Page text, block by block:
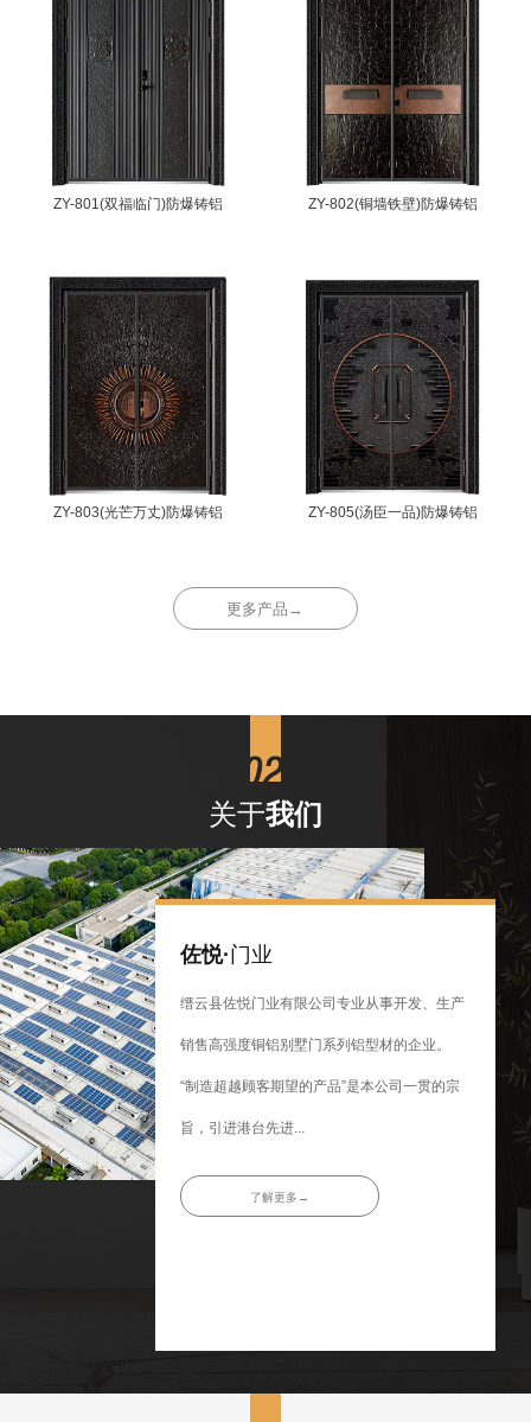
ZY-801(双福临门)防爆铸铝 ZY-802(铜墙铁壁)防爆铸铝
ZY-803(光芒万丈)防爆铸铝 ZY-805(汤臣一品)防爆铸铝
更多产品→
关于我们
佐悦·门业
缙云县佐悦门业有限公司专业从事开发、生产
销售高强度铜铝别墅门系列铝型材的企业。
“制造超越顾客期望的产品”是本公司一贯的宗
旨，引进港台先进...
了解更多→